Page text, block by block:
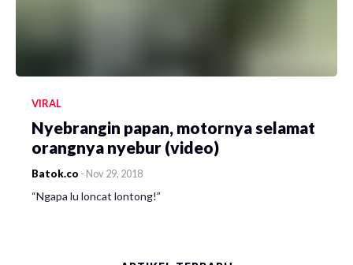
VIRAL
Nyebrangin papan, motornya selamat
orangnya nyebur (video)
Batok.co - Nov 29, 2018
“Ngapa lu loncat lontong!”